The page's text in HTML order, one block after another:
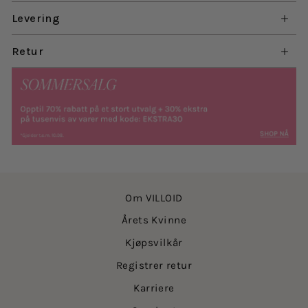
Levering
Retur
Om VILLOID
Årets Kvinne
Kjøpsvilkår
Registrer retur
Karriere